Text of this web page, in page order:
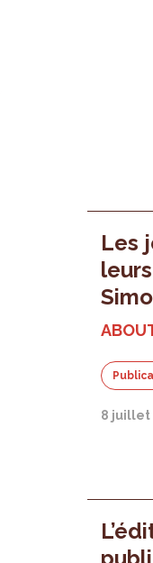
Les
8 juillet